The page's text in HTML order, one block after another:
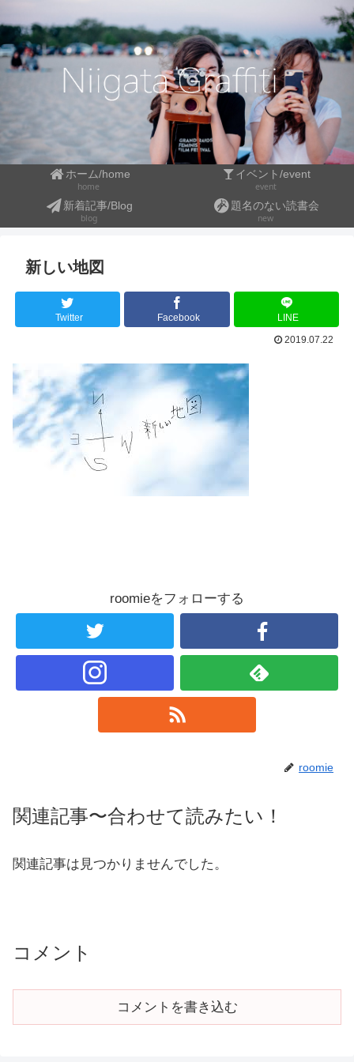
ホーム/home
home
イベント/event
event
新着記事/Blog
blog
題名のない読書会
new
新しい地図
Twitter Facebook
LINE
2019.07.22
roomieをフォローする
roomie
関連記事〜合わせて読みたい！
関連記事は見つかりませんでした。
コメント
コメントを書き込む